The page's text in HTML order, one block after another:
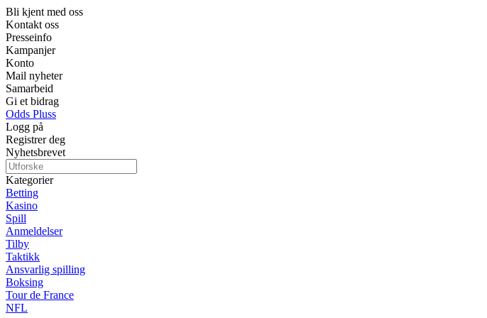
Bli kjent med oss
Kontakt oss
Presseinfo
Kampanjer
Konto
Mail nyheter
Samarbeid
Gi et bidrag
Odds Pluss
Logg på
Registrer deg
Nyhetsbrevet
Kategorier
Betting
Kasino
Spill
Anmeldelser
Tilby
Taktikk
Ansvarlig spilling
Boksing
Tour de France
NFL